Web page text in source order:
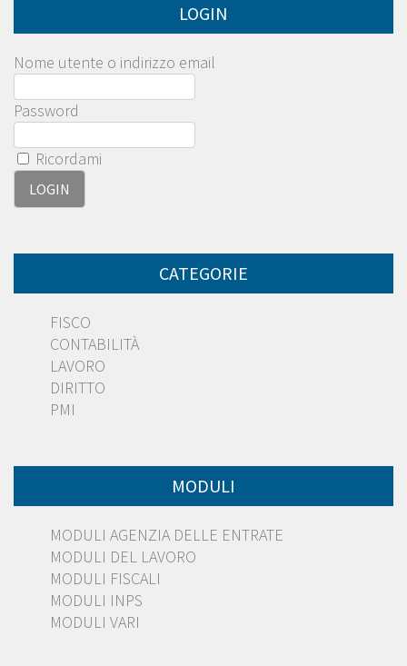
LOGIN
Nome utente o indirizzo email
Password
Ricordami
CATEGORIE
FISCO
CONTABILITÀ
LAVORO
DIRITTO
PMI
MODULI
MODULI AGENZIA DELLE ENTRATE
MODULI DEL LAVORO
MODULI FISCALI
MODULI INPS
MODULI VARI